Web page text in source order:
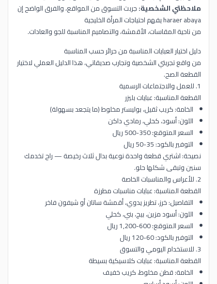
ملاحظتي الشخصية:جربت التسوق من المواقع، والفرق الواضح إن
haraer abaya يفهم احتياجات المرأة الخليجية
من ناحية المقاسات، الأقمشة، والتصاميم المناسبة للجو والعادات.
دليل اختيار العبايات المناسبة من حرائر حسب المناسبة
من واقع تجربتي الشخصية وتجارب صديقاتي، هذا الدليل العملي لاختيار
القطعة الصح.
1. للعمل والاجتماعات الرسمية
القطعة المناسبة: عبايات بليزر
الخامة: كريب ثقيل، بوليستر مخلوط (ما يتجعد بسهولة)
اللون: أسود، كحلي، رمادي داكن
السعر المتوقع: 350-500 ريال
التوفير بالكود: 35-50 ريال
نصيحة: اشتري قطعة واحدة نوعية بدال ثلاث رخيصة — راح تخدمك
سنين وتبقى شكلها حلو.
2. للأعراس والمناسبات الخاصة
القطعة المناسبة: عبايات مناسبات مطرزة
التفاصيل: خرز، تطريز يدوي، أقمشة ساتان أو شيفون فاخر
اللون: أسود مزين، بيج، بني، كحلي
السعر المتوقع: 600-1,200 ريال
التوفير بالكود: 60-120 ريال
3. للاستخدام اليومي والتسوق
القطعة المناسبة: عبايات كلاسيكية بسيطة
الخامة: قطن مخلوط، كريب خفيف